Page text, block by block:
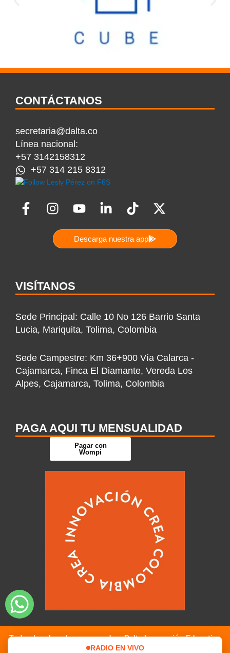
CONTÁCTANOS
secretaria@dalta.co
Línea nacional:
+57 3142158312
+57 314 215 8312
F
a
o
k
f
I
n
s
t
r
a
Y
o
u
t
L
i
n
k
n
i
n
T
i
k
t
X
-
t
e
Descarga nuestra app
VISÍTANOS
Sede Principal: Calle 10 No 126 Barrio Santa
Lucia, Mariquita, Tolima, Colombia
Sede Campestre: Km 36+900 Vía Calarca -
Cajamarca, Finca El Diamante, Vereda Los
Alpes, Cajamarca, Tolima, Colombia
PAGA AQUI TU MENSUALIDAD
Pagar con
Wompi
Todos los derechos reservados. Dalta Innovación Educativa
Digital 2026
RADIO EN VIVO